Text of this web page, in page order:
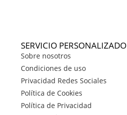
SERVICIO PERSONALIZADO
Sobre nosotros
Condiciones de uso
Privacidad Redes Sociales
Política de Cookies
Política de Privacidad